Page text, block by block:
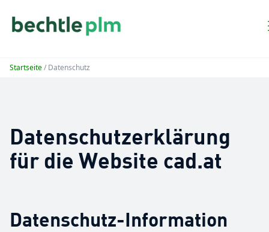
Startseite/ Datenschutz
Datenschutzerklärung
für die Website cad.at
Datenschutz-Information